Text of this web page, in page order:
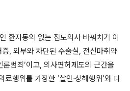
환자동의 없는 집도의사 바꿔치기 이
, 외부와 차단된 수술실, 전신마취약
범죄’이고, 의사면허제도의 근간을
료행위를 가장한 ‘살인·상해행위’와 다